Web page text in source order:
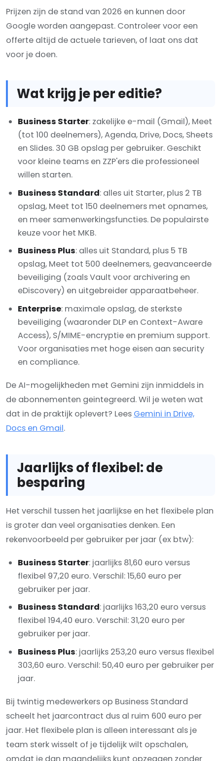
Prijzen zijn de stand van 2026 en kunnen door
Google worden aangepast. Controleer voor een
offerte altijd de actuele tarieven, of laat ons dat
voor je doen.
Wat krijg je per editie?
Business Starter: zakelijke e-mail (Gmail), Meet
(tot 100 deelnemers), Agenda, Drive, Docs, Sheets
en Slides. 30 GB opslag per gebruiker. Geschikt
voor kleine teams en ZZP'ers die professioneel
willen starten.
Business Standard: alles uit Starter, plus 2 TB
opslag, Meet tot 150 deelnemers met opnames,
en meer samenwerkingsfuncties. De populairste
keuze voor het MKB.
Business Plus: alles uit Standard, plus 5 TB
opslag, Meet tot 500 deelnemers, geavanceerde
beveiliging (zoals Vault voor archivering en
eDiscovery) en uitgebreider apparaatbeheer.
Enterprise: maximale opslag, de sterkste
beveiliging (waaronder DLP en Context-Aware
Access), S/MIME-encryptie en premium support.
Voor organisaties met hoge eisen aan security
en compliance.
De AI-mogelijkheden met Gemini zijn inmiddels in
de abonnementen geintegreerd. Wil je weten wat
dat in de praktijk oplevert? Lees Gemini in Drive,
Docs en Gmail.
Jaarlijks of flexibel: de
besparing
Het verschil tussen het jaarlijkse en het flexibele plan
is groter dan veel organisaties denken. Een
rekenvoorbeeld per gebruiker per jaar (ex btw):
Business Starter: jaarlijks 81,60 euro versus
flexibel 97,20 euro. Verschil: 15,60 euro per
gebruiker per jaar.
Business Standard: jaarlijks 163,20 euro versus
flexibel 194,40 euro. Verschil: 31,20 euro per
gebruiker per jaar.
Business Plus: jaarlijks 253,20 euro versus flexibel
303,60 euro. Verschil: 50,40 euro per gebruiker per
jaar.
Bij twintig medewerkers op Business Standard
scheelt het jaarcontract dus al ruim 600 euro per
jaar. Het flexibele plan is alleen interessant als je
team sterk wisselt of je tijdelijk wilt opschalen,